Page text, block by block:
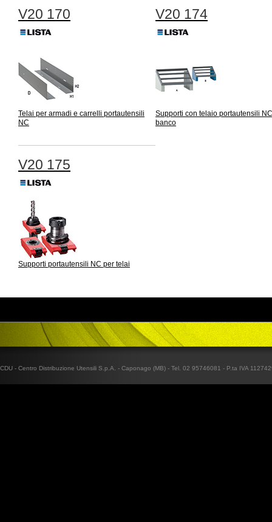
V20 170
Telai per armadi e carrelli portautensili
NC
V20 174
Supporti con telaio portautensili
banco
V20 175
Supporti portautensili NC per telai
CDU - Centro Distribuzione Utensili S.p.A. - Caponago (MB) - Tel. 02 95746081 - P.ta IVA